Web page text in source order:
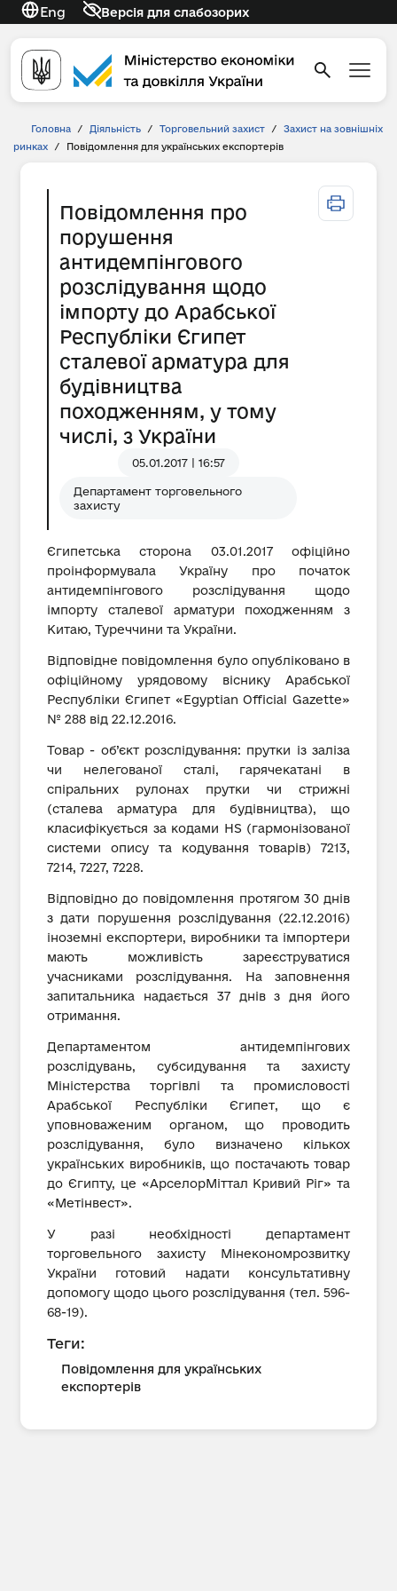
Eng Версія для слабозорих
Головна / Діяльність / Торговельний захист /
Захист на зовнішніх
ринках
/ Повідомлення для українських експортерів
Повідомлення про
порушення
антидемпінгового
розслідування щодо
імпорту до Арабської
Республіки Єгипет
сталевої арматура для
будівництва
походженням, у тому
числі, з України
05.01.2017 | 16:57
Департамент торговельного
захисту
Єгипетська сторона 03.01.2017 офіційно
проінформувала Україну про початок
антидемпінгового розслідування щодо
імпорту сталевої арматури походженням з
Китаю, Туреччини та України.
Відповідне повідомлення було опубліковано в
офіційному урядовому віснику Арабської
Республіки Єгипет «Egyptian Official Gazette»
№ 288 від 22.12.2016.
Товар - об’єкт розслідування: прутки із заліза
чи нелегованої сталі, гарячекатані в
спіральних рулонах прутки чи стрижні
(сталева арматура для будівництва), що
класифікується за кодами HS (гармонізованої
системи опису та кодування товарів) 7213,
7214, 7227, 7228.
Відповідно до повідомлення протягом 30 днів
з дати порушення розслідування (22.12.2016)
іноземні експортери, виробники та імпортери
мають можливість зареєструватися
учасниками розслідування. На заповнення
запитальника надається 37 днів з дня його
отримання.
Департаментом антидемпінгових
розслідувань, субсидування та захисту
Міністерства торгівлі та промисловості
Арабської Республіки Єгипет, що є
уповноваженим органом, що проводить
розслідування, було визначено кількох
українських виробників, що постачають товар
до Єгипту, це «АрселорМіттал Кривий Ріг» та
«Метінвест».
У разі необхідності департамент
торговельного захисту Мінекономрозвитку
України готовий надати консультативну
допомогу щодо цього розслідування (тел. 596-
68-19).
Теги:
Повідомлення для українських
експортерів